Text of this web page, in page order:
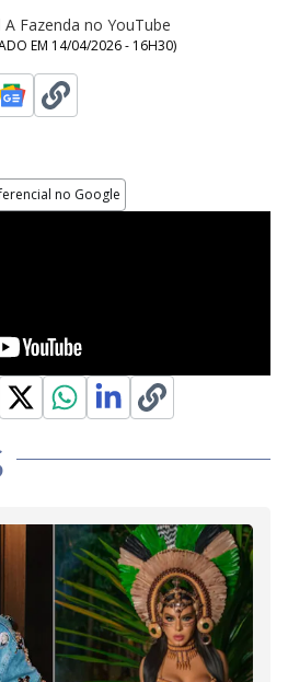
Fazenda no YouTube
EM 14/04/2026 - 16H30)
no Google